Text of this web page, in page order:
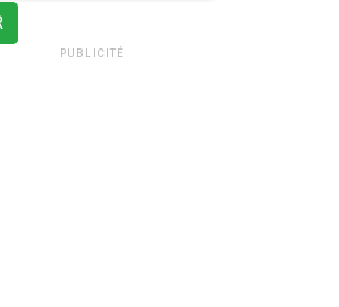
PUBLICITÉ